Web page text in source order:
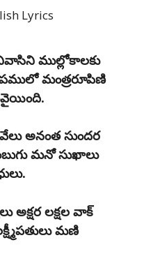
Lyrics
ముల్లోకాలకు
మంత్రరూపిణి
అనంత సుందర
మనో సుఖాలు
అక్షర లక్షల వాక్
మణి